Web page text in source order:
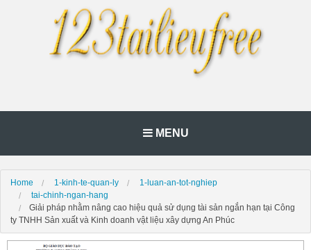
MENU
Home 1-kinh-te-quan-ly
1-luan-an-tot-nghiep
tai-chinh-ngan-hang
Giải pháp nhằm nâng cao hiệu quả sử dụng tài sản ngắn hạn tại Công
ty TNHH Sản xuất và Kinh doanh vật liệu xây dựng An Phúc